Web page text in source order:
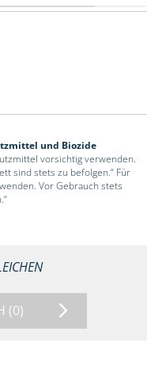
und Biozide
vorsichtig verwenden.
sind stets zu befolgen.“ Für
Vor Gebrauch stets
(0)